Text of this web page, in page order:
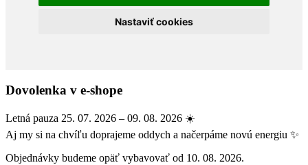
Nastaviť cookies
Dovolenka v e-shope
Letná pauza 25. 07. 2026 – 09. 08. 2026 ☀️
Aj my si na chvíľu doprajeme oddych a načerpáme novú energiu ✨
Objednávky budeme opäť vybavovať od 10. 08. 2026.